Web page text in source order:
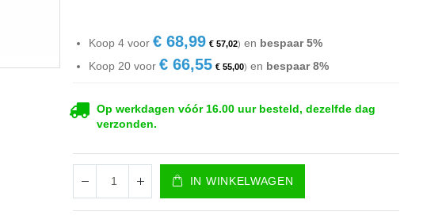
Koop 4 voor€ 68,99 € 57,02 en bespaar5%
Koop 20 voor€ 66,55 € 55,00 en bespaar8%
Op werkdagen vóór 16.00 uur besteld, dezelfde dag
verzonden.
IN WINKELWAGEN